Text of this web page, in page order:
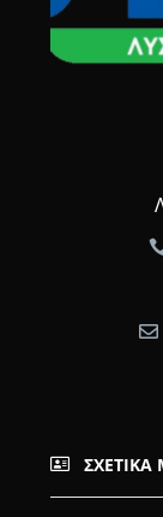
ΣΧΕΤΙΚΆ